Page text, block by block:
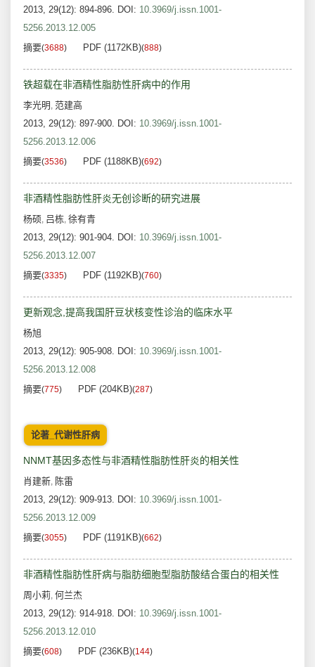
2013, 29(12): 894-896. DOI: 10.3969/j.issn.1001-
5256.2013.12.005
摘要(3688) PDF (1172KB)(888)
铁超载在非酒精性脂肪性肝病中的作用
李光明 , 范建高
2013, 29(12): 897-900. DOI: 10.3969/j.issn.1001-
5256.2013.12.006
摘要(3536) PDF (1188KB)(692)
非酒精性脂肪性肝炎无创诊断的研究进展
杨硕, 吕栋, 徐有青
2013, 29(12): 901-904. DOI: 10.3969/j.issn.1001-
5256.2013.12.007
摘要(3335) PDF (1192KB)(760)
更新观念,提高我国肝豆状核变性诊治的临床水平
杨旭
2013, 29(12): 905-908. DOI: 10.3969/j.issn.1001-
5256.2013.12.008
摘要(775) PDF (204KB)(287)
论著_代谢性肝病
NNMT基因多态性与非酒精性脂肪性肝炎的相关性
肖建新, 陈雷
2013, 29(12): 909-913. DOI: 10.3969/j.issn.1001-
5256.2013.12.009
摘要(3055) PDF (1191KB)(662)
非酒精性脂肪性肝病与脂肪细胞型脂肪酸结合蛋白的相关性
周小莉, 何兰杰
2013, 29(12): 914-918. DOI: 10.3969/j.issn.1001-
5256.2013.12.010
摘要(608) PDF (236KB)(144)